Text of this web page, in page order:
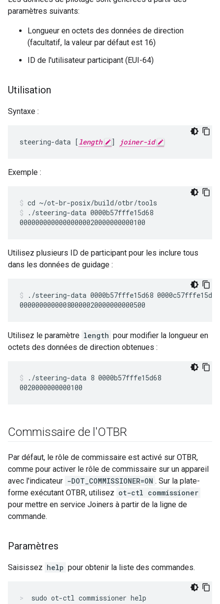
paramètres suivants:
Longueur en octets des données de direction
(facultatif, la valeur par défaut est 16)
ID de l'utilisateur participant (EUI-64)
Utilisation
Syntaxe :
steering-data [length ] joiner-id
Exemple :
cd ~/ot-br-posix/build/otbr/tools
./steering-data 0000b57fffe15d68
Utilisez plusieurs ID de participant pour les inclure tous
dans les données de guidage :
./steering-data 0000b57fffe15d68 0000c57fffe15d68
Utilisez le paramètre length pour modifier la longueur en
octets des données de direction obtenues :
./steering-data 8 0000b57fffe15d68
Commissaire de l'OTBR
Par défaut, le rôle de commissaire est activé sur OTBR,
comme pour activer le rôle de commissaire sur un appareil
avec l'indicateur -DOT_COMMISSIONER=ON . Sur la plate-
forme exécutant OTBR, utilisez ot-ctl commissioner
pour mettre en service Joiners à partir de la ligne de
commande.
Paramètres
Saisissez help pour obtenir la liste des commandes.
sudo ot-ctl commissioner help